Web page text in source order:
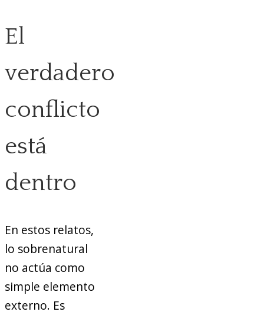
El
verdadero
conflicto
está
dentro
En estos relatos,
lo sobrenatural
no actúa como
simple elemento
externo. Es